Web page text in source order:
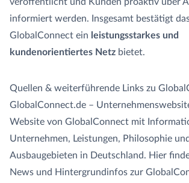
informiert werden. Insgesamt bestätigt
GlobalConnect ein leistungsstarkes und
kundenorientiertes Netz bietet.
Quellen & weiterführende Links zu
GlobalConnect.de –
Website von GlobalConnect mit
Unternehmen, Leistungen, Philosophie und
Ausbaugebieten in Deutschland. Hier
News und Hintergrundinfos zur